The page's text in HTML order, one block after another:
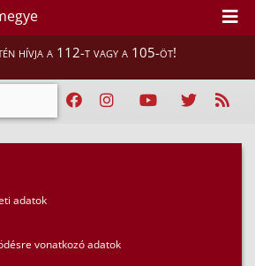
hívja a 112-t vagy a 105-öt!
vonatkozó adatok
adatok
vonatkozó adatok